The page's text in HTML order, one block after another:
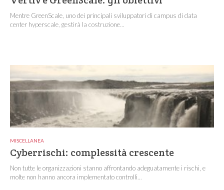
Mentre GreenScale, uno dei principali sviluppatori di campus di data
center hyperscale, gestirà la costruzione...
MISCELLANEA
Cyberrischi: complessità crescente
Non tutte le organizzazioni stanno affrontando adeguatamente i rischi, e
molte non hanno ancora implementato controlli...